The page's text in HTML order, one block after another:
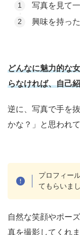
写真を見て
興味を持っ
どんなに魅力的な
らなければ、自己
逆に、写真で手を
かな？」と思われ
プロフィー
てもらいま
自然な笑顔やポー
真を撮影してくれま